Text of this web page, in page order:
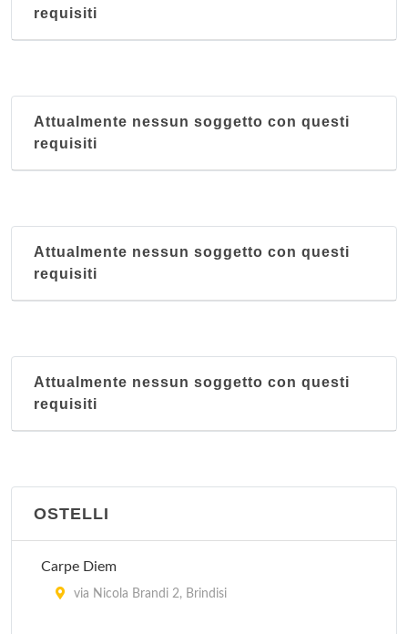
corso Umberto 18, Sava
C.T.S.
via Di Scanno Geremia 87, Barletta
via Fornari 7, Bari
C.T.S. Gaetano Postiglione
requisiti
Attualmente nessun soggetto con questi
requisiti
Attualmente nessun soggetto con questi
requisiti
Attualmente nessun soggetto con questi
requisiti
OSTELLI
Carpe Diem
via Nicola Brandi 2, Brindisi